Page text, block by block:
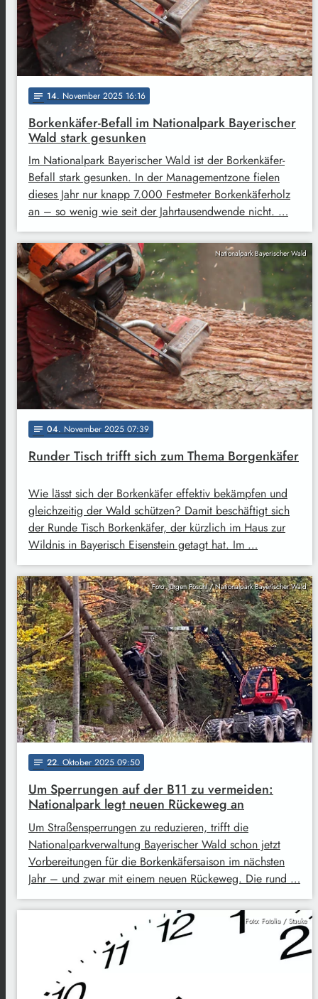
notes 14. November 2025 16:16
Borkenkäfer-Befall im Nationalpark Bayerischer
Wald stark gesunken
Im Nationalpark Bayerischer Wald ist der Borkenkäfer-
Befall stark gesunken. In der Managementzone fielen
dieses Jahr nur knapp 7.000 Festmeter Borkenkäferholz
an – so wenig wie seit der Jahrtausendwende nicht. …
Nationalpark Bayerischer Wald
notes 04. November 2025 07:39
Runder Tisch trifft sich zum Thema Borgenkäfer
Wie lässt sich der Borkenkäfer effektiv bekämpfen und
gleichzeitig der Wald schützen? Damit beschäftigt sich
der Runde Tisch Borkenkäfer, der kürzlich im Haus zur
Wildnis in Bayerisch Eisenstein getagt hat. Im …
Foto: Jürgen Pöschl / Nationalpark Bayerischer Wald
notes 22. Oktober 2025 09:50
Um Sperrungen auf der B11 zu vermeiden:
Nationalpark legt neuen Rückeweg an
Um Straßensperrungen zu reduzieren, trifft die
Nationalparkverwaltung Bayerischer Wald schon jetzt
Vorbereitungen für die Borkenkäfersaison im nächsten
Jahr – und zwar mit einem neuen Rückeweg. Die rund …
Foto: Fotolia / Stauke